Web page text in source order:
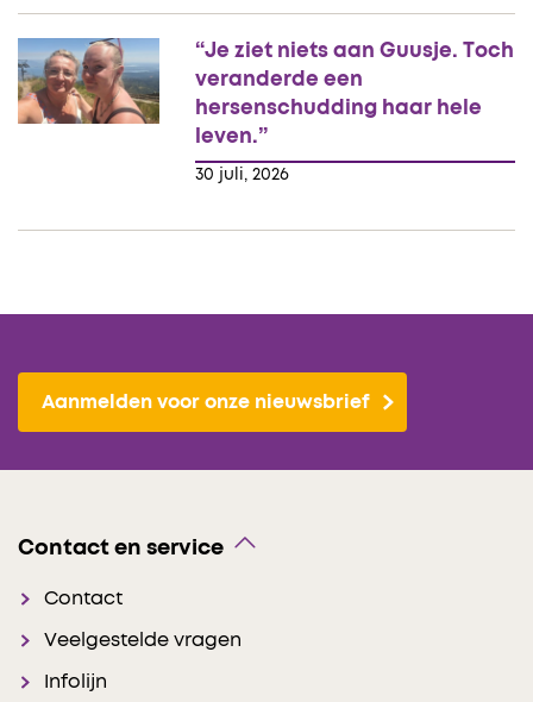
30 juli, 2026
“Je ziet niets aan Guusje. Toch
veranderde een
hersenschudding haar hele
leven.”
Aanmelden voor onze nieuwsbrief
Contact en service
Contact
Veelgestelde vragen
Infolijn